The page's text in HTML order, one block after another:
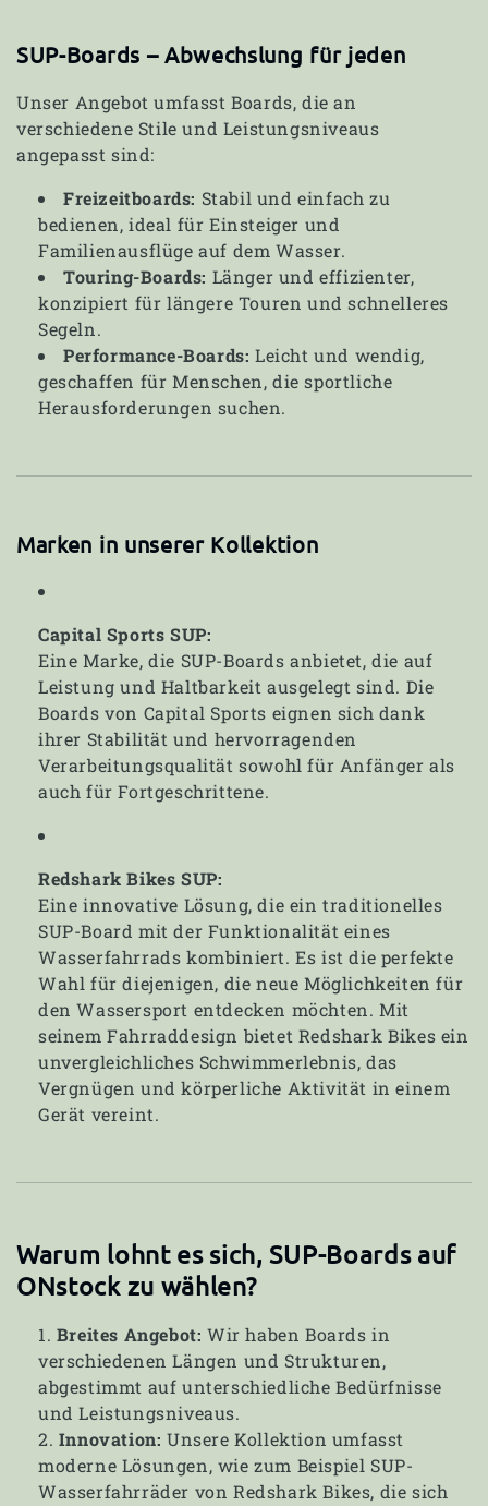
SUP-Boards – Abwechslung für jeden
Unser Angebot umfasst Boards, die an
verschiedene Stile und Leistungsniveaus
angepasst sind:
Freizeitboards: Stabil und einfach zu
bedienen, ideal für Einsteiger und
Familienausflüge auf dem Wasser.
Touring-Boards: Länger und effizienter,
konzipiert für längere Touren und schnelleres
Segeln.
Performance-Boards: Leicht und wendig,
geschaffen für Menschen, die sportliche
Herausforderungen suchen.
Marken in unserer Kollektion
Capital Sports SUP:
Eine Marke, die SUP-Boards anbietet, die auf
Leistung und Haltbarkeit ausgelegt sind. Die
Boards von Capital Sports eignen sich dank
ihrer Stabilität und hervorragenden
Verarbeitungsqualität sowohl für Anfänger als
auch für Fortgeschrittene.
Redshark Bikes SUP:
Eine innovative Lösung, die ein traditionelles
SUP-Board mit der Funktionalität eines
Wasserfahrrads kombiniert. Es ist die perfekte
Wahl für diejenigen, die neue Möglichkeiten für
den Wassersport entdecken möchten. Mit
seinem Fahrraddesign bietet Redshark Bikes ein
unvergleichliches Schwimmerlebnis, das
Vergnügen und körperliche Aktivität in einem
Gerät vereint.
Warum lohnt es sich, SUP-Boards auf
ONstock zu wählen?
Breites Angebot: Wir haben Boards in
verschiedenen Längen und Strukturen,
abgestimmt auf unterschiedliche Bedürfnisse
und Leistungsniveaus.
Innovation: Unsere Kollektion umfasst
moderne Lösungen, wie zum Beispiel SUP-
Wasserfahrräder von Redshark Bikes, die sich